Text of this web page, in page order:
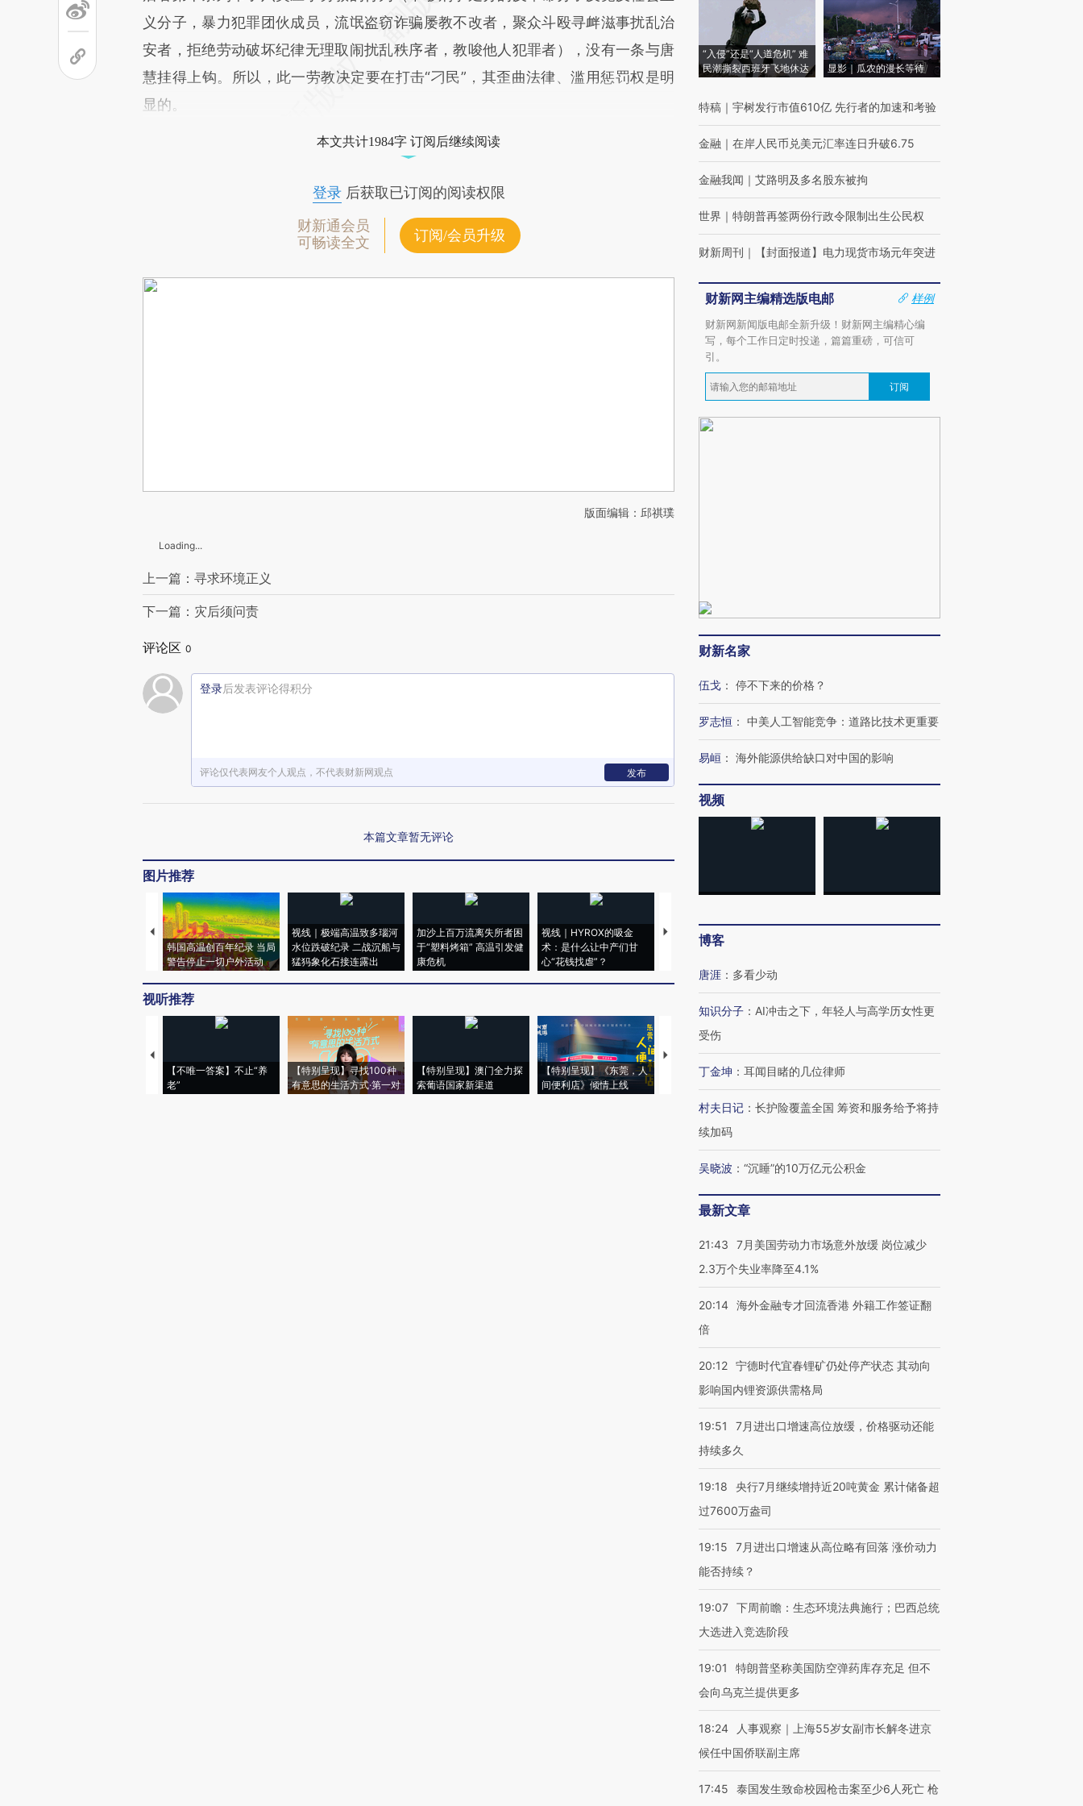
义分子，暴力犯罪团伙成员，流氓盗窃诈骗屡教不改者，聚众斗殴寻衅滋事扰乱治
安者，拒绝劳动破坏纪律无理取闹扰乱秩序者，教唆他人犯罪者），没有一条与唐
慧挂得上钩。所以，此一劳教决定要在打击“刁民”，其歪曲法律、滥用惩罚权是明
显的。
本文共计1984字 订阅后继续阅读
登录后获取已订阅的阅读权限
财新通会员
可畅读全文
订阅/会员升级
版面编辑：邱祺璞
Loading...
上一篇：寻求环境正义
下一篇：灾后须问责
评论区 0
登录后发表评论得积分
评论仅代表网友个人观点，不代表财新网观点 发布
本篇文章暂无评论
图片推荐
韩国高温创百年纪录 当局
警告停止一切户外活动
视线｜极端高温致多瑙河
水位跌破纪录 二战沉船与
猛犸象化石接连露出
加沙上百万流离失所者困
于“塑料烤箱” 高温引发健
康危机
视线｜HYROX的吸金
术：是什么让中产们甘
心“花钱找虐”？
马航飞行员跨国走私7万
粒摇头丸 尿检体内含3种
视听推荐
【不唯一答案】不止“养
老”
【特别呈现】寻找100种
有意思的生活方式·第一对
【特别呈现】澳门全力探
索葡语国家新渠道
【特别呈现】《东莞，人
间便利店》倾情上线
【推广】走进第四届链博
会，让数智科技“链”接产
【特别呈现】寻找100种
【商旅对话】华住集团
“入侵”还是“人道危机” 难
民潮撕裂西班牙飞地休达
显影｜瓜农的漫长等待
特稿 ｜ 宇树发行市值610亿 先行者的加速和考验
金融 ｜ 在岸人民币兑美元汇率连日升破6.75
金融我闻 ｜ 艾路明及多名股东被拘
世界 ｜ 特朗普再签两份行政令限制出生公民权
财新周刊 ｜ 【封面报道】电力现货市场元年突进
财新网主编精选版电邮
样例
财新网新闻版电邮全新升级！财新网主编精心编
写，每个工作日定时投递，篇篇重磅，可信可
引。
订阅
财新名家
伍戈 ： 停不下来的价格？
罗志恒 ： 中美人工智能竞争：道路比技术更重要
易峘 ： 海外能源供给缺口对中国的影响
视频
博客
唐涯 ： 多看少动
知识分子 ： AI冲击之下，年轻人与高学历女性更
受伤
丁金坤 ： 耳闻目睹的几位律师
村夫日记 ： 长护险覆盖全国 筹资和服务给予将持
续加码
吴晓波 ： “沉睡”的10万亿元公积金
最新文章
21:43
7月美国劳动力市场意外放缓 岗位减少
2.3万个失业率降至4.1%
20:14 海外金融专才回流香港 外籍工作签证翻
倍
20:12 宁德时代宜春锂矿仍处停产状态 其动向
影响国内锂资源供需格局
19:51
7月进出口增速高位放缓，价格驱动还能
持续多久
19:18
央行7月继续增持近20吨黄金 累计储备超
过7600万盎司
19:15
7月进出口增速从高位略有回落 涨价动力
能否持续？
19:07 下周前瞻：生态环境法典施行；巴西总统
大选进入竞选阶段
19:01
特朗普坚称美国防空弹药库存充足 但不
会向乌克兰提供更多
18:24
人事观察｜上海55岁女副市长解冬进京
候任中国侨联副主席
17:45 泰国发生致命校园枪击案至少6人死亡 枪